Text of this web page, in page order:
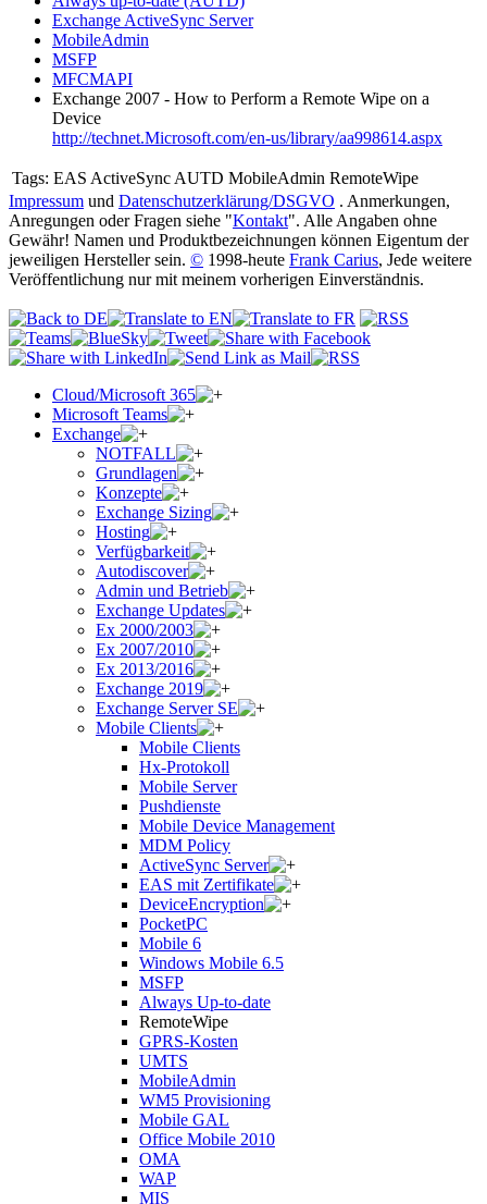
Exchange ActiveSync Server
MobileAdmin
MSFP
MFCMAPI
Exchange 2007 - How to Perform a Remote Wipe on a
Device
http://technet.Microsoft.com/en-us/library/aa998614.aspx
Tags: EAS ActiveSync AUTD MobileAdmin RemoteWipe
Impressum und Datenschutzerklärung/DSGVO . Anmerkungen,
Anregungen oder Fragen siehe "Kontakt". Alle Angaben ohne
Gewähr! Namen und Produktbezeichnungen können Eigentum der
jeweiligen Hersteller sein. © 1998-heute Frank Carius, Jede weitere
Veröffentlichung nur mit meinem vorherigen Einverständnis.
Cloud/Microsoft 365
Microsoft Teams
Exchange
NOTFALL
Grundlagen
Konzepte
Exchange Sizing
Hosting
Verfügbarkeit
Autodiscover
Admin und Betrieb
Exchange Updates
Ex 2000/2003
Ex 2007/2010
Ex 2013/2016
Exchange 2019
Exchange Server SE
Mobile Clients
Mobile Clients
Hx-Protokoll
Mobile Server
Pushdienste
Mobile Device Management
MDM Policy
ActiveSync Server
EAS mit Zertifikate
DeviceEncryption
PocketPC
Mobile 6
Windows Mobile 6.5
MSFP
Always Up-to-date
RemoteWipe
GPRS-Kosten
UMTS
MobileAdmin
WM5 Provisioning
Mobile GAL
Office Mobile 2010
OMA
WAP
MIS